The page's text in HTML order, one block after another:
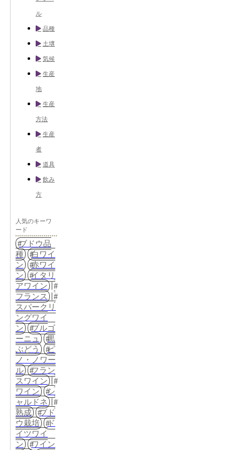
ル
品種
土壌
気候
生産
地
生産
方法
生産
者
道具
飲み
方
人気のキーワ
ード
ブドウ品
種
白ワイ
ン
赤ワイ
ン
イタリ
アワイン
フランス
スパークリ
ングワイ
ン
ブルゴ
ーニュ
黒
ぶどう
ピ
ノ・ノワー
ル
フラン
スワイン
ワイン
シ
ャルドネ
熟成
ブド
ウ栽培
ド
イツワイ
ン
ワイン